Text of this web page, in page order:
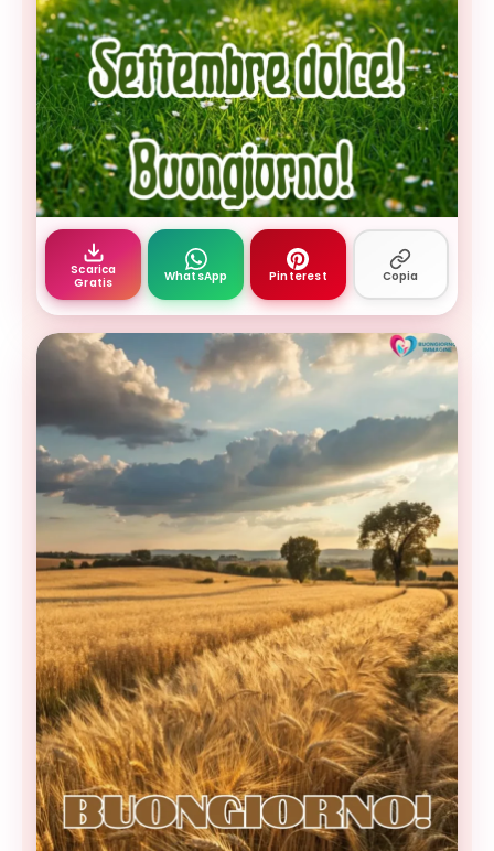
prato verde soleggiato con margherite e bokeh
Scarica
Gratis
WhatsApp Pinterest Copia